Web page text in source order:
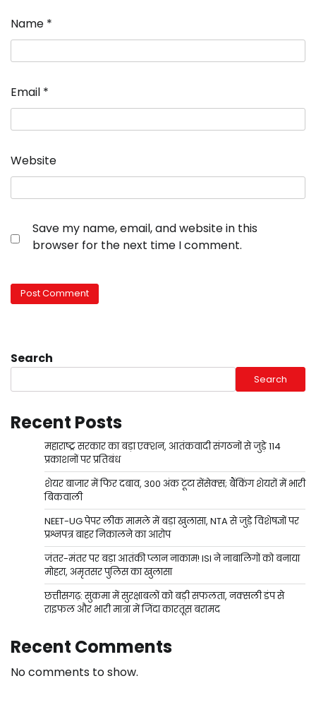
Name *
Email *
Website
Save my name, email, and website in this
browser for the next time I comment.
Search
Search
Recent Posts
महाराष्ट्र सरकार का बड़ा एक्शन, आतंकवादी संगठनों से जुड़े 114
प्रकाशनों पर प्रतिबंध
शेयर बाजार में फिर दबाव, 300 अंक टूटा सेंसेक्स; बैंकिंग शेयरों में भारी
बिकवाली
NEET-UG पेपर लीक मामले में बड़ा खुलासा, NTA से जुड़े विशेषज्ञों पर
प्रश्नपत्र बाहर निकालने का आरोप
जंतर-मंतर पर बड़ा आतंकी प्लान नाकाम! ISI ने नाबालिगों को बनाया
मोहरा, अमृतसर पुलिस का खुलासा
छत्तीसगढ़: सुकमा में सुरक्षाबलों को बड़ी सफलता, नक्सली डंप से
राइफल और भारी मात्रा में जिंदा कारतूस बरामद
Recent Comments
No comments to show.